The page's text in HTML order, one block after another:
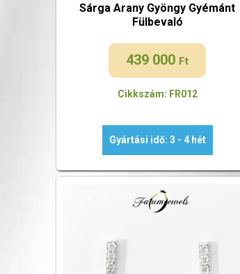
Sárga Arany Gyöngy Gyémánt
Fülbevaló
439 000 Ft
Cikkszám: FR012
Gyártási idő: 3 - 4 hét